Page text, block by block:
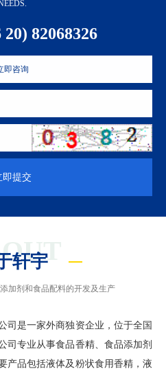
20) 82068326
即咨询
即提交
轩宇
加剂和食品配料的开发及生产
司是一家外商独资企业，位于全国
司专业从事食品香精、食品添加剂
产品包括液体及粉状食用香精，液